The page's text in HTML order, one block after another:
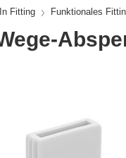
Fitting Funktionales